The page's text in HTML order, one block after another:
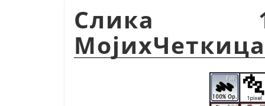
Слика
МојихЧеткица